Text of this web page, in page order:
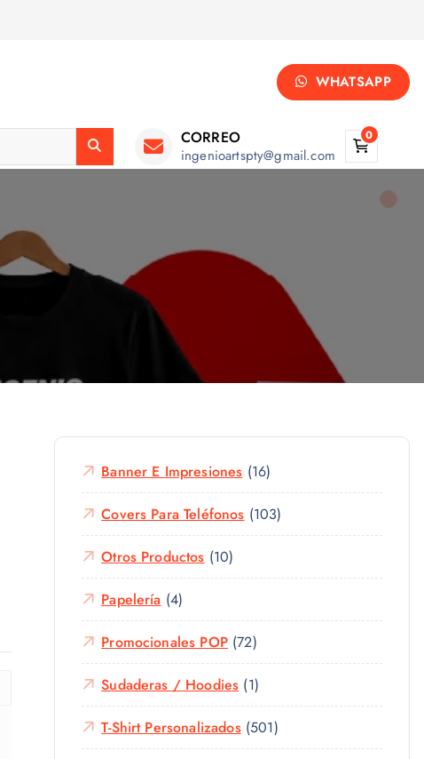
WHATSAPP
CORREO
ingenioartspty@gmail.com
0
Banner E Impresiones (16)
Covers Para Teléfonos (103)
Otros Productos (10)
Papelería (4)
Promocionales POP(72)
Sudaderas / Hoodies (1)
T-Shirt Personalizados(501)